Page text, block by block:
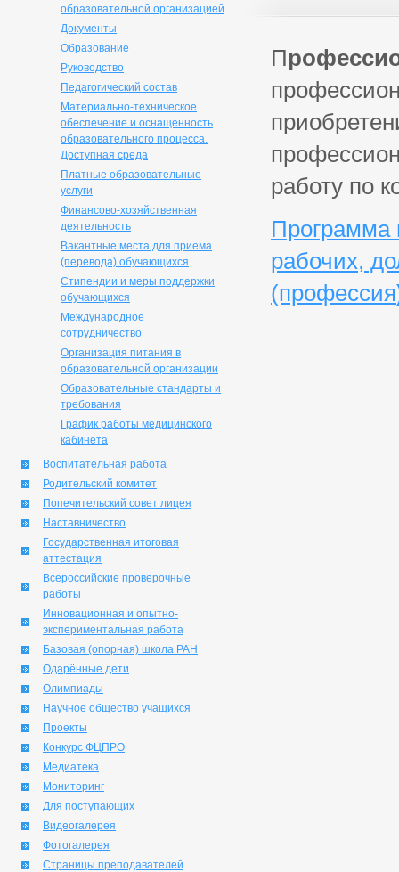
образовательной организацией
Документы
Образование
Руководство
Педагогический состав
Материально-техническое
обеспечение и оснащенность
образовательного процесса.
Доступная среда
Платные образовательные
услуги
Финансово-хозяйственная
деятельность
Вакантные места для приема
(перевода) обучающихся
Стипендии и меры поддержки
обучающихся
Международное
сотрудничество
Организация питания в
образовательной организации
Образовательные стандарты и
требования
График работы медицинского
кабинета
Воспитательная работа
Родительский комитет
Попечительский совет лицея
Наставничество
Государственная итоговая
аттестация
Всероссийские проверочные
работы
Инновационная и опытно-
экспериментальная работа
Базовая (опорная) школа РАН
Одарённые дети
Олимпиады
Научное общество учащихся
Проекты
Конкурс ФЦПРО
Медиатека
Мониторинг
Для поступающих
Видеогалерея
Фотогалерея
Страницы преподавателей
П
работу по
Программа
рабочих,
(профессия